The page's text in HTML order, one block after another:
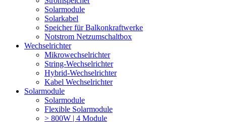
Solarmodule
Solarkabel
Speicher für Balkonkraftwerke
Notstrom Netzumschaltbox
Wechselrichter
Mikrowechselrichter
String-Wechselrichter
Hybrid-Wechselrichter
Kabel Wechselrichter
Solarmodule
Solarmodule
Flexible Solarmodule
> 800W | 4 Module